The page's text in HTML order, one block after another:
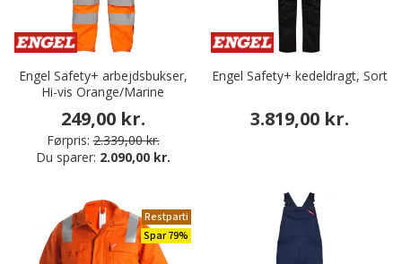
Engel Safety+ arbejdsbukser,
Hi-vis Orange/Marine
249,00 kr.
Førpris: 2.339,00 kr.
Du sparer: 2.090,00 kr.
Engel Safety+ kedeldragt, Sort
3.819,00 kr.
Restparti
Spar 79%